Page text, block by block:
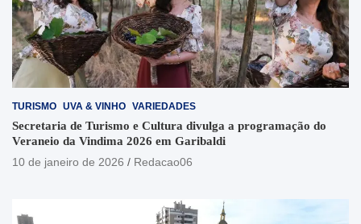
TURISMO UVA & VINHO VARIEDADES
Secretaria de Turismo e Cultura divulga a programação do
Veraneio da Vindima 2026 em Garibaldi
10 de janeiro de 2026
Redacao06